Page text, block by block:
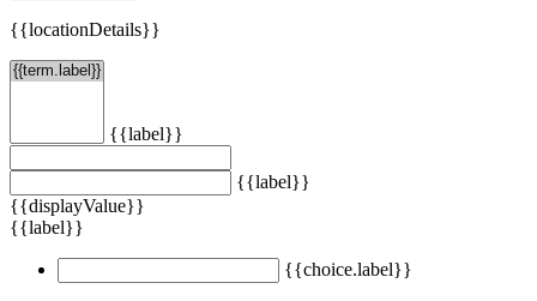
{{locationDetails}}
{{label}}
{{label}}
{{displayValue}}
{{label}}
{{choice.label}}